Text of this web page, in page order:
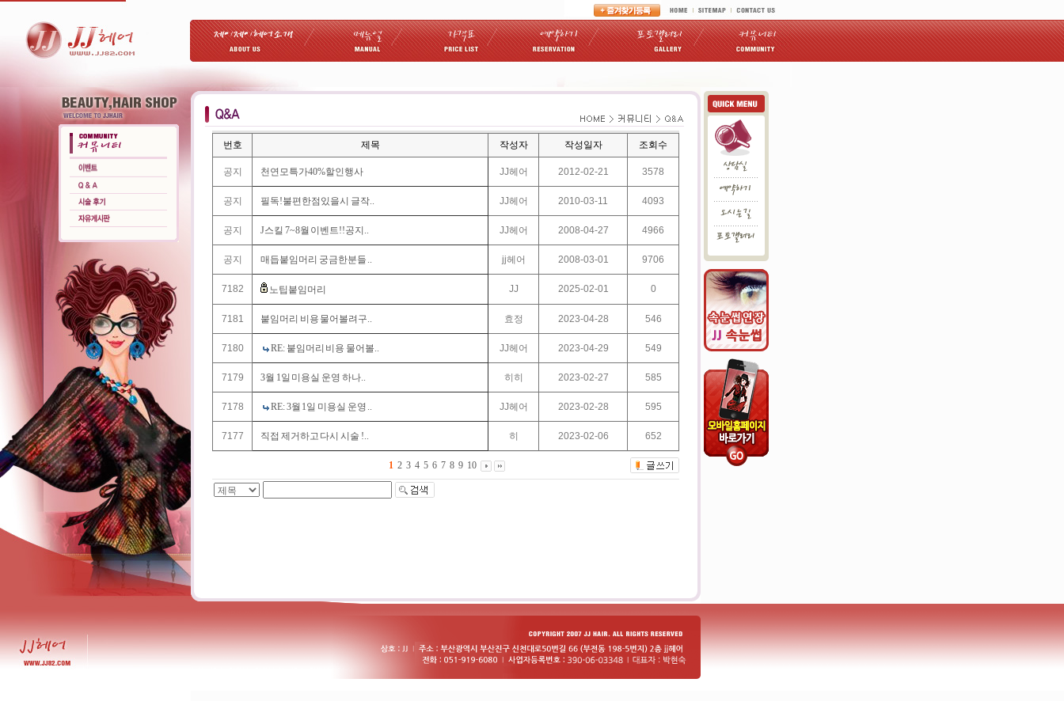
번호 제목 작성자 작성일자 조회수
공지 천연모특가40%할인행사 JJ헤어 2012-02-21 3578
공지 필독!불편한점있을시 글작.. JJ헤어 2010-03-11 4093
공지 J스킬 7~8월 이벤트!!공지.. JJ헤어 2008-04-27 4966
공지 매듭붙임머리 궁금한분들 .. jj헤어 2008-03-01 9706
7182 노팁붙임머리 JJ 2025-02-01 0
7181 붙임머리 비용 물어볼려구.. 효정 2023-04-28 546
7180 RE: 붙임머리 비용 물어볼.. JJ헤어 2023-04-29 549
7179 3월 1일 미용실 운영 하나.. 히히 2023-02-27 585
7178 RE: 3월 1일 미용실 운영 .. JJ헤어 2023-02-28 595
7177 직접 제거하고 다시 시술 !.. 히 2023-02-06 652
1 2 3 4 5 6 7 8 9 10